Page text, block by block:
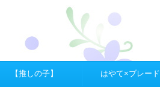
【推しの子】 はやて×ブレード